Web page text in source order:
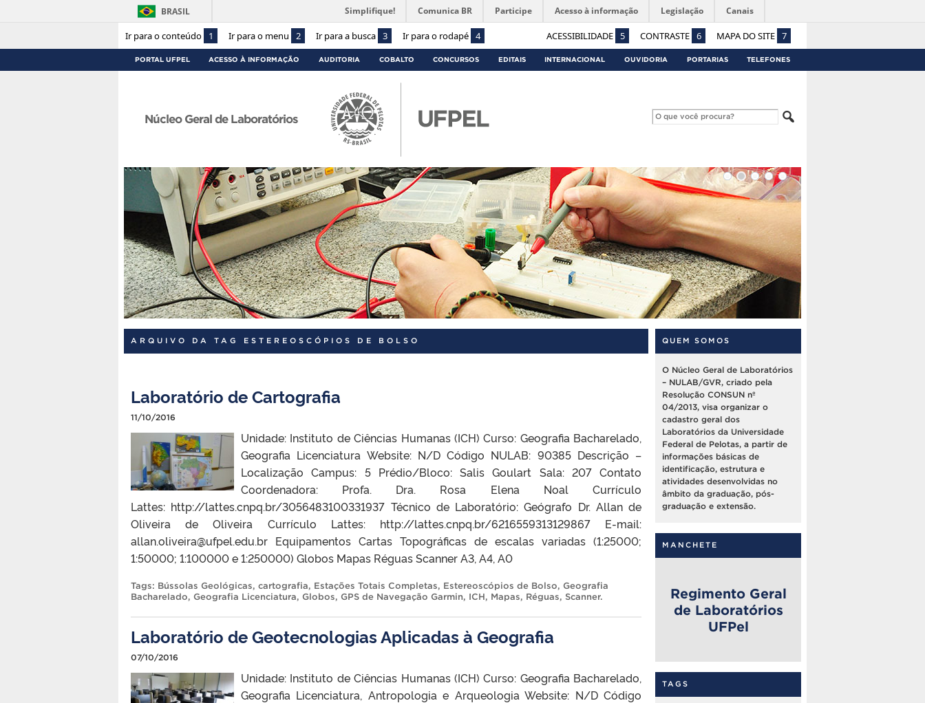
Ir para o conteúdo 1 Ir para o menu 2 Ir para a busca 3 Ir para o rodapé 4 ACESSIBILIDADE 5 CONTRASTE 6 MAPA DO SITE 7
BRASIL Simplifique! Comunica BR Participe Acesso à informação Legislação Canais
PORTAL UFPEL ACESSO À INFORMAÇÃO AUDITORIA COBALTO CONCURSOS EDITAIS INTERNACIONAL OUVIDORIA PORTARIAS TELEFONES
Núcleo Geral de Laboratórios
ARQUIVO DA TAG ESTEREOSCÓPIOS DE BOLSO
Laboratório de Cartografia
11/10/2016
Unidade: Instituto de Ciências Humanas (ICH) Curso: Geografia Bacharelado,
Geografia Licenciatura Website: N/D Código NULAB: 90385 Descrição –
Localização Campus: 5 Prédio/Bloco: Salis Goulart Sala: 207 Contato
Coordenadora: Profa. Dra. Rosa Elena Noal Currículo
Lattes: http://lattes.cnpq.br/3056483100331937 Técnico de Laboratório: Geógrafo Dr. Allan de
Oliveira de Oliveira Currículo Lattes: http://lattes.cnpq.br/6216559313129867 E-mail:
allan.oliveira@ufpel.edu.br Equipamentos Cartas Topográficas de escalas variadas (1:25000;
1:50000; 1:100000 e 1:250000) Globos Mapas Réguas Scanner A3, A4, A0
Tags: Bússolas Geológicas, cartografia, Estações Totais Completas, Estereoscópios de Bolso, Geografia
Bacharelado, Geografia Licenciatura, Globos, GPS de Navegação Garmin, ICH, Mapas, Réguas, Scanner.
Laboratório de Geotecnologias Aplicadas à Geografia
07/10/2016
Unidade: Instituto de Ciências Humanas (ICH) Curso: Geografia Bacharelado,
Geografia Licenciatura, Antropologia e Arqueologia Website: N/D Código
QUEM SOMOS
O Núcleo Geral de Laboratórios
– NULAB/GVR, criado pela
Resolução CONSUN nº
04/2013, visa organizar o
cadastro geral dos
Laboratórios da Universidade
Federal de Pelotas, a partir de
informações básicas de
identificação, estrutura e
atividades desenvolvidas no
âmbito da graduação, pós-
graduação e extensão.
MANCHETE
Regimento Geral
de Laboratórios
UFPel
TAGS